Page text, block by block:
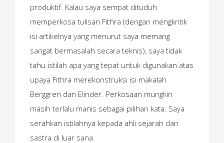
produktif. Kalau saya sempat dituduh
memperkosa tulisan Fithra (dengan mengkritik
isi artikelnya yang menurut saya memang
sangat bermasalah secara teknis), saya tidak
tahu istilah apa yang tepat untuk digunakan atas
upaya Fithra merekonstruksi isi makalah
Berggren dan Elinder. Perkosaan mungkin
masih terlalu manis sebagai pilihan kata. Saya
serahkan istilahnya kepada ahli sejarah dan
sastra di luar sana.